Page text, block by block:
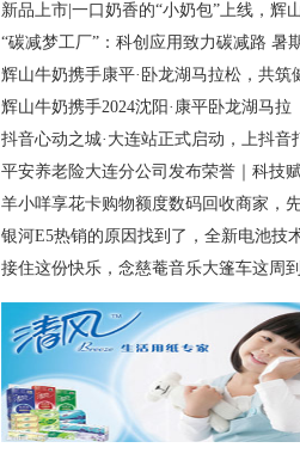
新品上市|一口奶香的“小奶包”上线，辉
“碳减梦工厂”：科创应用致力碳减路 暑
辉山牛奶携手康平·卧龙湖马拉松，共筑
辉山牛奶携手2024沈阳·康平卧龙湖马拉
抖音心动之城·大连站正式启动，上抖音
平安养老险大连分公司发布荣誉｜科技
羊小咩享花卡购物额度数码回收商家，
银河E5热销的原因找到了，全新电池技
接住这份快乐，念慈菴音乐大篷车这周